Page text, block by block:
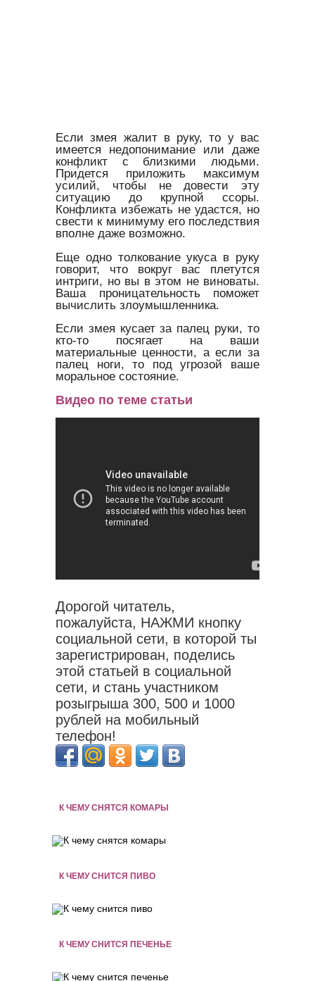
Если змея жалит в руку, то у вас
имеется недопонимание или даже
конфликт с близкими людьми.
Придется приложить максимум
усилий, чтобы не довести эту
ситуацию до крупной ссоры.
Конфликта избежать не удастся, но
свести к минимуму его последствия
вполне даже возможно.
Еще одно толкование укуса в руку
говорит, что вокруг вас плетутся
интриги, но вы в этом не виноваты.
Ваша проницательность поможет
вычислить злоумышленника.
Если змея кусает за палец руки, то
кто-то посягает на ваши
материальные ценности, а если за
палец ноги, то под угрозой ваше
моральное состояние.
Видео по теме статьи
Дорогой читатель,
пожалуйста, НАЖМИ кнопку
социальной сети, в которой ты
зарегистрирован, поделись
этой статьей в социальной
сети, и стань участником
розыгрыша 300, 500 и 1000
рублей на мобильный
телефон!
К ЧЕМУ СНЯТСЯ КОМАРЫ
К ЧЕМУ СНИТСЯ ПИВО
К ЧЕМУ СНИТСЯ ПЕЧЕНЬЕ